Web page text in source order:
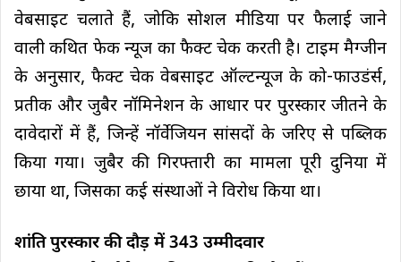
वेबसाइट चलाते हैं, जोकि सोशल मीडिया पर फैलाई जाने
वाली कथित फेक न्यूज का फैक्ट चेक करती है। टाइम मैग्जीन
के अनुसार, फैक्ट चेक वेबसाइट ऑल्टन्यूज के को-फाउडंर्स,
प्रतीक और जुबैर नॉमिनेशन के आधार पर पुरस्कार जीतने के
दावेदारों में हैं, जिन्हें नॉर्वेजियन सांसदों के जरिए से पब्लिक
किया गया। जुबैर की गिरफ्तारी का मामला पूरी दुनिया में
छाया था, जिसका कई संस्थाओं ने विरोध किया था।
शांति पुरस्कार की दौड़ में 343 उम्मीदवार